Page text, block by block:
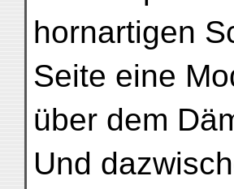
hornartigen
Seite eine
über dem
Und